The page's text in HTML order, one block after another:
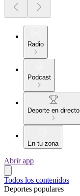
Radio
Podcast
Deporte en directo
En tu zona
Abrir app
Todos los contenidos
Deportes populares